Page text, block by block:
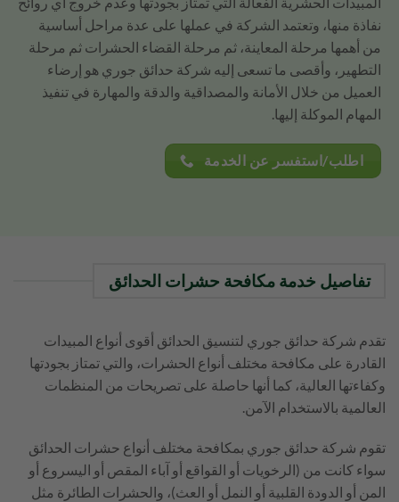
نفاذة منها، وتعتمد الشركة في عملها على عدة مراحل أساسية
من أهمها مرحلة المعاينة، ثم مرحلة القضاء الحشرات ثم مرحلة
التطهير، وأقصى ما تسعى إليه شركة حدائق جوري هو إرضاء
العميل من خلال الأمانة والمصداقية والدقة والمهارة في تنفيذ
المهام الموكلة إليها.
اطلب/استفسر عن الخدمة
تفاصيل خدمة مكافحة حشرات الحدائق
تقدم شركة حدائق جوري لتنسيق الحدائق أقوى أنواع المبيدات
القادرة على مكافحة مختلف أنواع الحشرات، والتي تمتاز بجودتها
وكفاءتها العالية، كما أنها حاصلة على تصريحات من المنظمات
العالمية بالاستخدام الآمن.
تقوم شركة حدائق جوري بمكافحة مختلف أنواع حشرات الحدائق
سواء كانت من (الرخويات أو القواقع أو آباء المقص أو اليسروع أو
المن أو الدودة القلبية أو النمل أو العث)، والحشرات الطائرة مثل